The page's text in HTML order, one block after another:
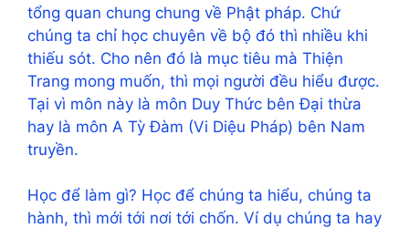
tổng quan chung chung về Phật pháp. Chứ
chúng ta chỉ học chuyên về bộ đó thì nhiều khi
thiếu sót. Cho nên đó là mục tiêu mà Thiện
Trang mong muốn, thì mọi người đều hiểu được.
Tại vì môn này là môn Duy Thức bên Đại thừa
hay là môn A Tỳ Đàm (Vi Diệu Pháp) bên Nam
truyền.
Học để làm gì? Học để chúng ta hiểu, chúng ta
hành, thì mới tới nơi tới chốn. Ví dụ chúng ta hay